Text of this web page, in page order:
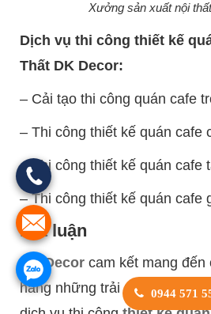
Xưởng sản xuất nội
Dịch vụ thi công thiết kế
Thất DK Decor:
– Cải tạo thi công quán cafe
– Thi công thiết kế quán cafe
– Thi công thiết kế quán cafe
– Thi công thiết kế quán cafe
Kết luận
DK Decor cam kết mang đến
hàng những trải nghiệm0944 571